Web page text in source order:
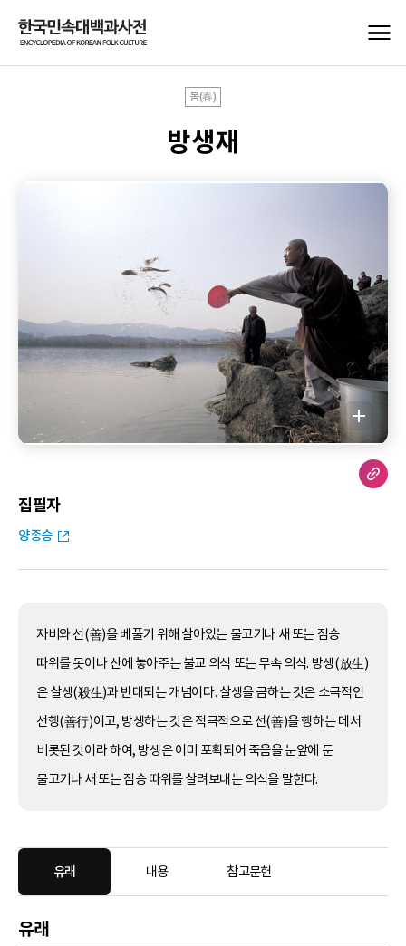
봄(春)
방생재
집필자
양종승
자비와 선(善)을 베풀기 위해 살아있는 물고기나 새 또는 짐승
따위를 못이나 산에 놓아주는 불교 의식 또는 무속 의식. 방생(放生)
은 살생(殺生)과 반대되는 개념이다. 살생을 금하는 것은 소극적인
선행(善行)이고, 방생하는 것은 적극적으로 선(善)을 행하는 데서
비롯된 것이라 하여, 방생은 이미 포획되어 죽음을 눈앞에 둔
물고기나 새 또는 짐승 따위를 살려보내는 의식을 말한다.
유래 내용 참고문헌
유래